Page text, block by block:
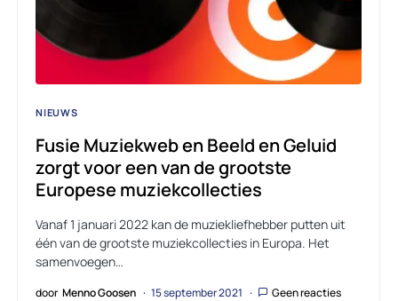
NIEUWS
Fusie Muziekweb en Beeld en Geluid
zorgt voor een van de grootste
Europese muziekcollecties
Vanaf 1 januari 2022 kan de muziekliefhebber putten uit
één van de grootste muziekcollecties in Europa. Het
samenvoegen…
door Menno Goosen 15 september 2021 Geen reacties